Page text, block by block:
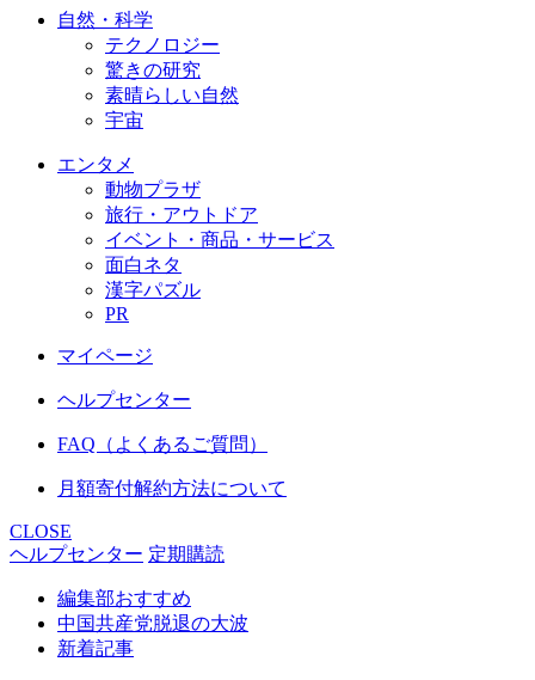
自然・科学
テクノロジー
驚きの研究
素晴らしい自然
宇宙
エンタメ
動物プラザ
旅行・アウトドア
イベント・商品・サービス
面白ネタ
漢字パズル
PR
マイページ
ヘルプセンター
FAQ（よくあるご質問）
月額寄付解約方法について
CLOSE
ヘルプセンター 定期購読
編集部おすすめ
中国共産党脱退の大波
新着記事